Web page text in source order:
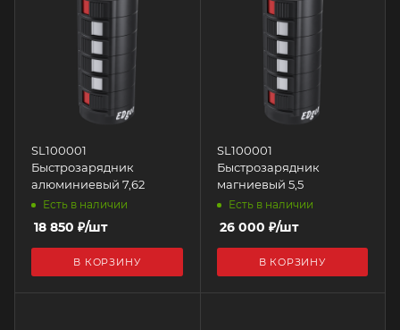
SL100001
Быстрозарядник
алюминиевый 7,62
Есть в наличии
18 850 ₽/шт
В КОРЗИНУ
SL100001
Быстрозарядник
магниевый 5,5
Есть в наличии
26 000 ₽/шт
В КОРЗИНУ